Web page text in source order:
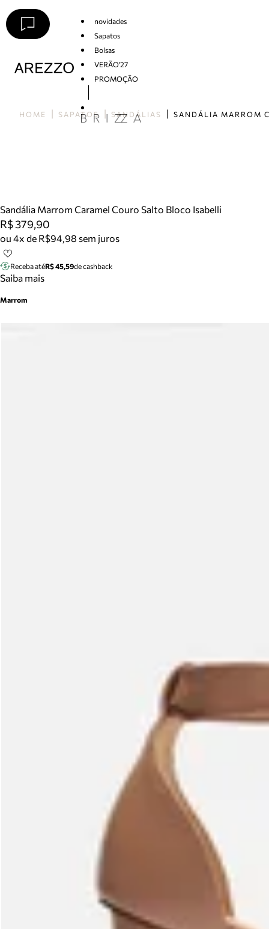
novidades
Sapatos
Bolsas
VERÃO'27
PROMOÇÃO
HOME SAPATOS SANDÁLIAS
Sandália Marrom Caramel Couro Salto Bloco Isabelli
R$ 379,90
ou 4x de R$94,98 sem juros
Receba atéR$ 45,59de cashback
Saiba mais
Marrom